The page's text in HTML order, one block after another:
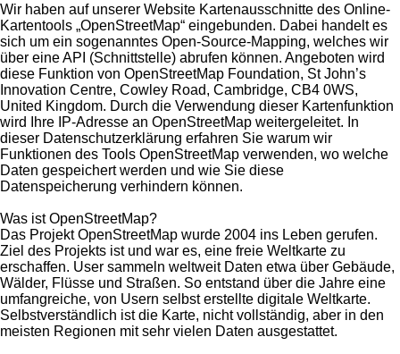
Wir haben auf unserer Website Kartenausschnitte des Online-
Kartentools „OpenStreetMap“ eingebunden. Dabei handelt es
sich um ein sogenanntes Open-Source-Mapping, welches wir
über eine API (Schnittstelle) abrufen können. Angeboten wird
diese Funktion von OpenStreetMap Foundation, St John’s
Innovation Centre, Cowley Road, Cambridge, CB4 0WS,
United Kingdom. Durch die Verwendung dieser Kartenfunktion
wird Ihre IP-Adresse an OpenStreetMap weitergeleitet. In
dieser Datenschutzerklärung erfahren Sie warum wir
Funktionen des Tools OpenStreetMap verwenden, wo welche
Daten gespeichert werden und wie Sie diese
Datenspeicherung verhindern können.
Was ist OpenStreetMap?
Das Projekt OpenStreetMap wurde 2004 ins Leben gerufen.
Ziel des Projekts ist und war es, eine freie Weltkarte zu
erschaffen. User sammeln weltweit Daten etwa über Gebäude,
Wälder, Flüsse und Straßen. So entstand über die Jahre eine
umfangreiche, von Usern selbst erstellte digitale Weltkarte.
Selbstverständlich ist die Karte, nicht vollständig, aber in den
meisten Regionen mit sehr vielen Daten ausgestattet.